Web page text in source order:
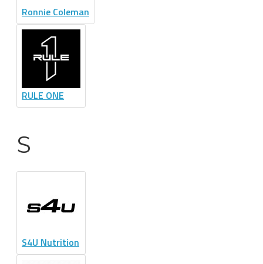
Ronnie Coleman
RULE ONE
S
S4U Nutrition